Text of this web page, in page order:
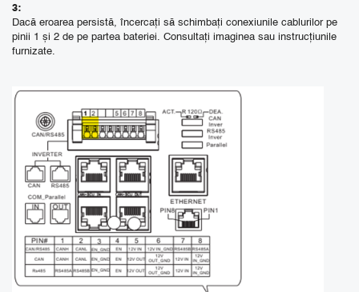
3:
Dacă eroarea persistă, încercați să schimbați conexiunile cablurilor pe
pinii 1 și 2 de pe partea bateriei. Consultați imaginea sau instrucțiunile
furnizate.